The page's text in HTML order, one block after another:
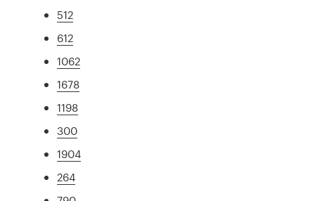
512
612
1062
1678
1198
300
1904
264